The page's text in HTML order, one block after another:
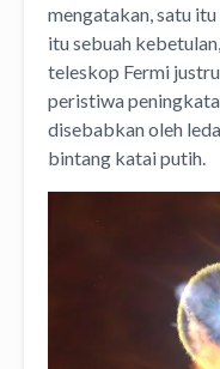
mengatakan, satu
itu sebuah
teleskop Fermi
peristiwa
disebabkan oleh
bintang katai putih.